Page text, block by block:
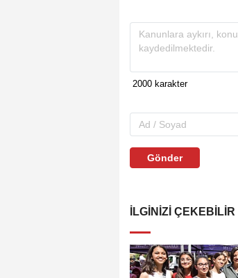
Gönder
İLGINIZI ÇEKEBILIR